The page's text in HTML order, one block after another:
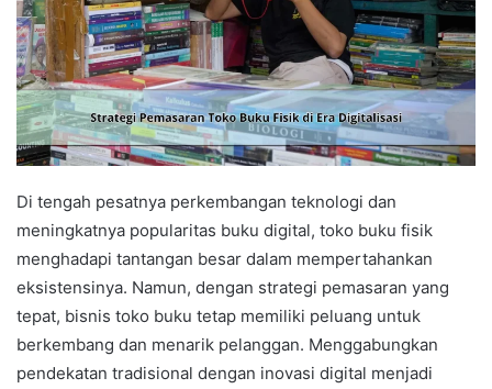
Di tengah pesatnya perkembangan teknologi dan
meningkatnya popularitas buku digital, toko buku fisik
menghadapi tantangan besar dalam mempertahankan
eksistensinya. Namun, dengan strategi pemasaran yang
tepat, bisnis toko buku tetap memiliki peluang untuk
berkembang dan menarik pelanggan. Menggabungkan
pendekatan tradisional dengan inovasi digital menjadi